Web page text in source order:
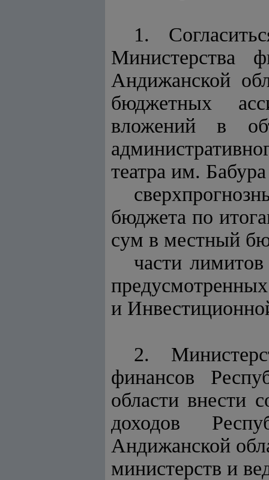
1.
Министерства
Андижанской
бюджетных
вложений в
театра им.
бюджета по
сум в местный
части
и
2.
финансов
области внести
доходов
Андижанской
министерств и